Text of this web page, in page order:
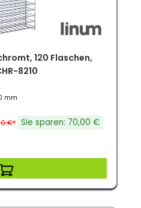
120 Flaschen,
8210
mm
€* Sie sparen: 70,00 €